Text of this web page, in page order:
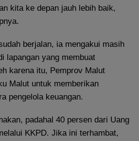
kita ke depan jauh lebih baik,
berjalan, ia mengakui masih
lapangan yang membuat
karena itu, Pemprov Malut
Malut untuk memberikan
pengelola keuangan.
padahal 40 persen dari Uang
KKPD. Jika ini terhambat,